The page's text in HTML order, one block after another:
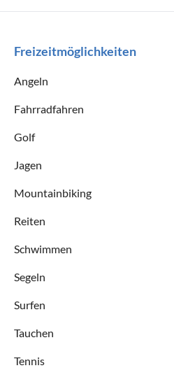
Freizeitmöglichkeiten
Angeln
Fahrradfahren
Golf
Jagen
Mountainbiking
Reiten
Schwimmen
Segeln
Surfen
Tauchen
Tennis